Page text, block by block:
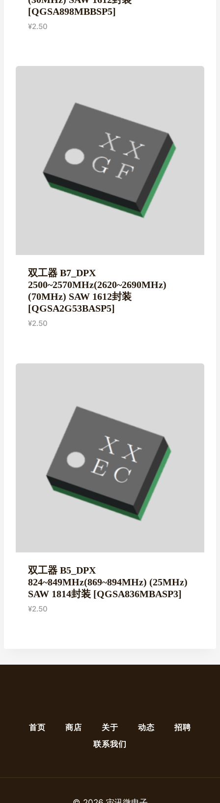
[QGSA898MBBSP5]
¥2.50
双工器 B7_DPX
2500~2570MHz(2620~2690MHz)
(70MHz) SAW 1612封装
[QGSA2G53BASP5]
¥2.50
双工器 B5_DPX
824~849MHz(869~894MHz) (25MHz)
SAW 1814封装 [QGSA836MBASP3]
¥2.50
首页 商店 关于 动态 招聘
联系我们